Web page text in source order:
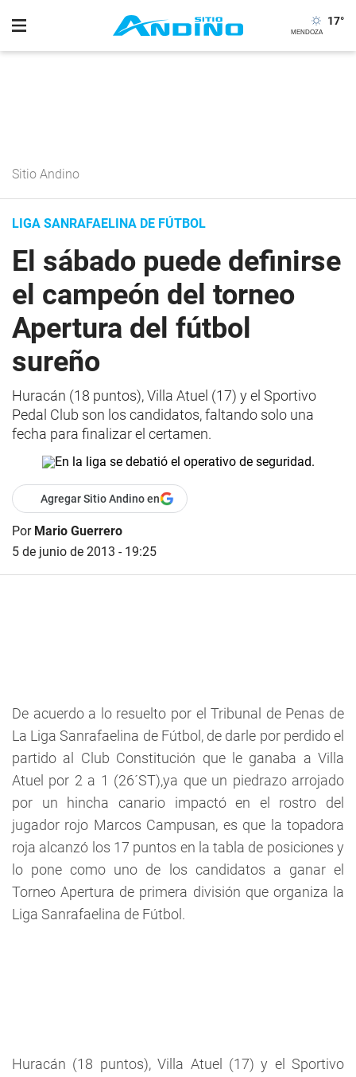
17°
Sitio Andino
LIGA SANRAFAELINA DE FÚTBOL
El sábado puede definirse
el campeón del torneo
Apertura del fútbol
sureño
Huracán (18 puntos), Villa Atuel (17) y el Sportivo
Pedal Club son los candidatos, faltando solo una
fecha para finalizar el certamen.
Agregar Sitio Andino en
Por Mario Guerrero
5 de junio de 2013 - 19:25
De acuerdo a lo resuelto por el Tribunal de Penas de
La Liga Sanrafaelina de Fútbol, de darle por perdido el
partido al Club Constitución que le ganaba a Villa
Atuel por 2 a 1 (26´ST),ya que un piedrazo arrojado
por un hincha canario impactó en el rostro del
jugador rojo Marcos Campusan, es que la topadora
roja alcanzó los 17 puntos en la tabla de posiciones y
lo pone como uno de los candidatos a ganar el
Torneo Apertura de primera división que organiza la
Liga Sanrafaelina de Fútbol.
Huracán (18 puntos), Villa Atuel (17) y el Sportivo